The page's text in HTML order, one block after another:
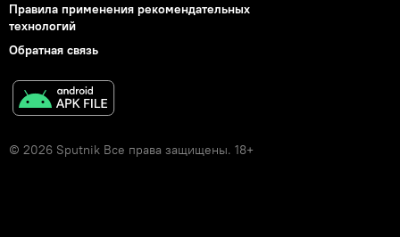
Правила применения рекомендательных
технологий
Обратная связь
© 2026 Sputnik Все права защищены. 18+